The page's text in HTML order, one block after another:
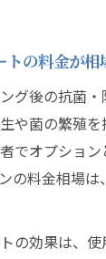
トの料金が相
グ後の抗菌
や菌の繁殖
でオプショ
の料金相場
の効果は、